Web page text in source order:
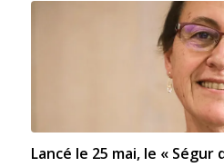
Lancé le 25 mai, le «